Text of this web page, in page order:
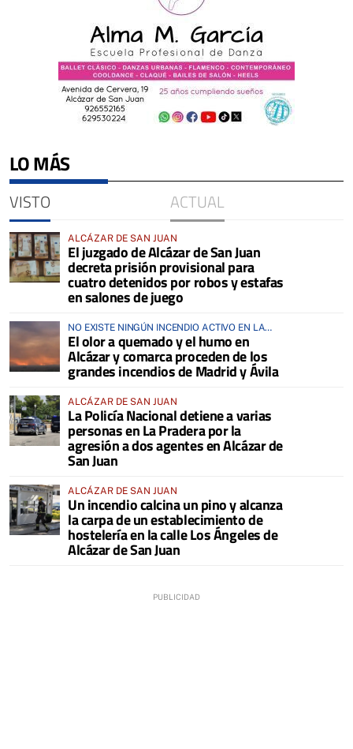
LO MÁS
VISTO ACTUAL
ALCÁZAR DE SAN JUAN
El juzgado de Alcázar de San Juan
decreta prisión provisional para
cuatro detenidos por robos y estafas
en salones de juego
NO EXISTE NINGÚN INCENDIO ACTIVO EN LA
COMARCA
El olor a quemado y el humo en
Alcázar y comarca proceden de los
grandes incendios de Madrid y Ávila
ALCÁZAR DE SAN JUAN
La Policía Nacional detiene a varias
personas en La Pradera por la
agresión a dos agentes en Alcázar de
San Juan
ALCÁZAR DE SAN JUAN
Un incendio calcina un pino y alcanza
la carpa de un establecimiento de
hostelería en la calle Los Ángeles de
Alcázar de San Juan